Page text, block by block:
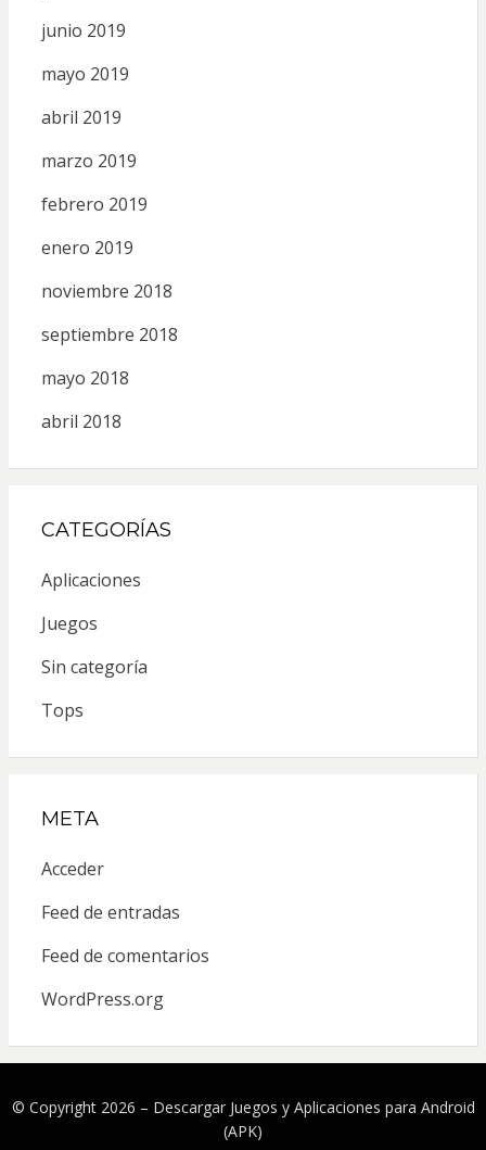
junio 2019
mayo 2019
abril 2019
marzo 2019
febrero 2019
enero 2019
noviembre 2018
septiembre 2018
mayo 2018
abril 2018
CATEGORÍAS
Aplicaciones
Juegos
Sin categoría
Tops
META
Acceder
Feed de entradas
Feed de comentarios
WordPress.org
© Copyright 2026 – Descargar Juegos y Aplicaciones para Android
(APK)